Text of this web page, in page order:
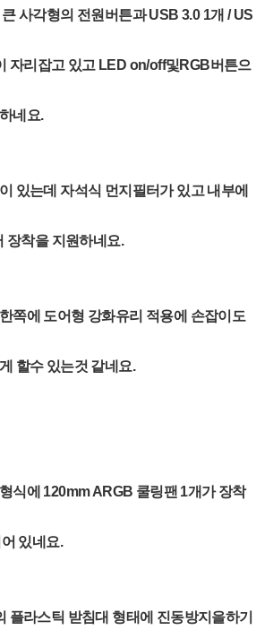
사각형의 전원버튼과 USB 3.0 1개 / US
자리잡고 있고 LED on/off및RGB버튼으
네요.
있는데 자석식 먼지필터가 있고 내부에
장착을 지원하네요.
쪽에 도어형 강화유리 적용에 손잡이도
할수 있는것 같네요.
식에 120mm ARGB 쿨링팬 1개가 장착
있네요.
플라스틱 받침대 형태에 진동방지을하기